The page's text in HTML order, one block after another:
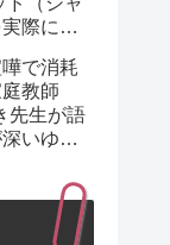
際に使
で消耗
教師
先生が語
いゆえ
入れると